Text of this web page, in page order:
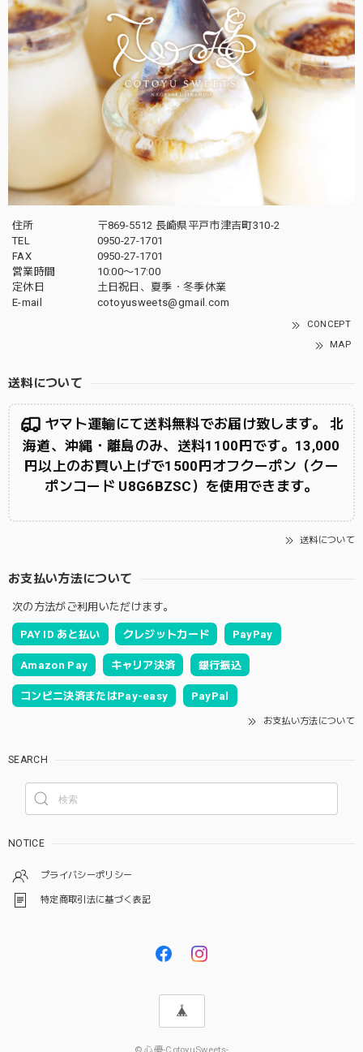
住所
〒869-5512 長崎県平戸市津吉町310-2
TEL
0950-27-1701
FAX
0950-27-1701
営業時間
10:00〜17:00
定休日
土日祝日、夏季・冬季休業
E-mail
cotoyusweets@gmail.com
CONCEPT
MAP
送料について
ヤマト運輸にて送料無料でお届け致します。 北
海道、沖縄・離島のみ、送料1100円です。13,000
円以上のお買い上げで1500円オフクーポン（クー
ポンコード U8G6BZSC）を使用できます。
送料について
お支払い方法について
次の方法がご利用いただけます。
PAY ID あと払い クレジットカード PayPay
Amazon Pay キャリア決済 銀行振込
コンビニ決済またはPay-easy PayPal
お支払い方法について
SEARCH
NOTICE
プライバシーポリシー
特定商取引法に基づく表記
© 心優-CotoyuSweets-